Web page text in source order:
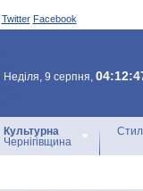
Twitter Facebook
Неділя, 9 серпня,
Культурна
Чернігівщина